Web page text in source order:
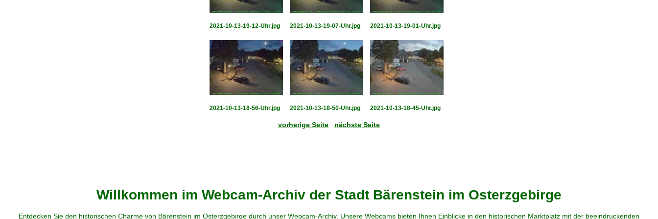
2021-10-13-19-12-Uhr.jpg 2021-10-13-19-07-Uhr.jpg 2021-10-13-19-01-Uhr.jpg
2021-10-13-18-56-Uhr.jpg 2021-10-13-18-50-Uhr.jpg 2021-10-13-18-45-Uhr.jpg
vorherige Seite nächste Seite
Willkommen im Webcam-Archiv der Stadt Bärenstein im Osterzgebirge
Entdecken Sie den historischen Charme von Bärenstein im Osterzgebirge durch unser Webcam-Archiv. Unsere Webcams bieten Ihnen Einblicke in den historischen Marktplatz mit der beeindruckenden